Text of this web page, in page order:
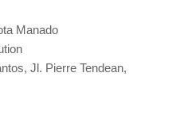
Manado
Jl. Pierre Tendean,